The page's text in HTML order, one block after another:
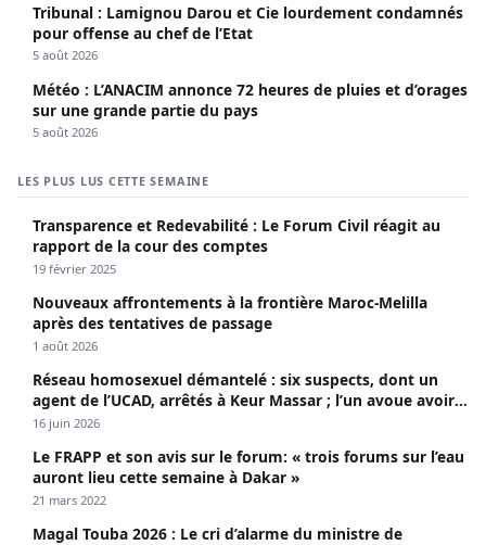
Tribunal : Lamignou Darou et Cie lourdement condamnés
pour offense au chef de l’Etat
5 août 2026
Météo : L’ANACIM annonce 72 heures de pluies et d’orages
sur une grande partie du pays
5 août 2026
LES PLUS LUS CETTE SEMAINE
Transparence et Redevabilité : Le Forum Civil réagit au
rapport de la cour des comptes
19 février 2025
Nouveaux affrontements à la frontière Maroc-Melilla
après des tentatives de passage
1 août 2026
Réseau homosexuel démantelé : six suspects, dont un
agent de l’UCAD, arrêtés à Keur Massar ; l’un avoue avoir
propagé le VIH depuis 2018
16 juin 2026
Le FRAPP et son avis sur le forum: « trois forums sur l’eau
auront lieu cette semaine à Dakar »
21 mars 2022
Magal Touba 2026 : Le cri d’alarme du ministre de